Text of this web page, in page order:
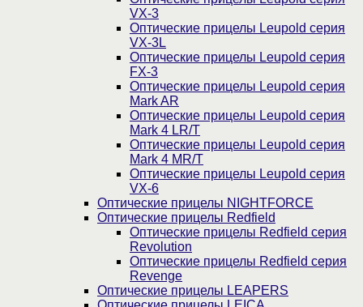
VX-3
Оптические прицелы Leupold серия
VX-3L
Оптические прицелы Leupold серия
FX-3
Оптические прицелы Leupold серия
Mark AR
Оптические прицелы Leupold серия
Mark 4 LR/T
Оптические прицелы Leupold серия
Mark 4 MR/T
Оптические прицелы Leupold серия
VX-6
Оптические прицелы NIGHTFORCE
Оптические прицелы Redfield
Оптические прицелы Redfield серия
Revolution
Оптические прицелы Redfield серия
Revenge
Оптические прицелы LEAPERS